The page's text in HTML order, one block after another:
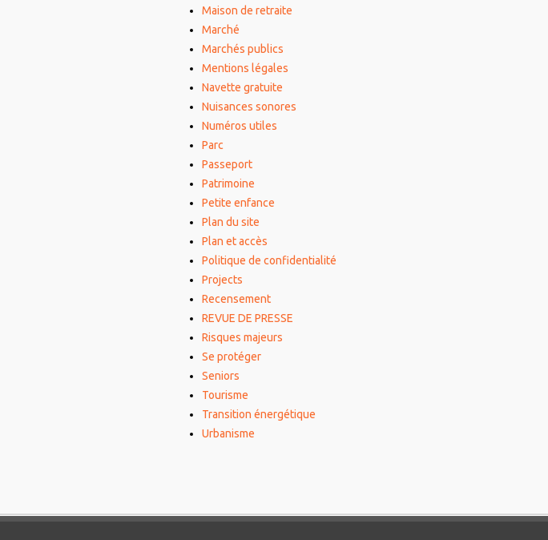
Maison de retraite
Marché
Marchés publics
Mentions légales
Navette gratuite
Nuisances sonores
Numéros utiles
Parc
Passeport
Patrimoine
Petite enfance
Plan du site
Plan et accès
Politique de confidentialité
Projects
Recensement
REVUE DE PRESSE
Risques majeurs
Se protéger
Seniors
Tourisme
Transition énergétique
Urbanisme